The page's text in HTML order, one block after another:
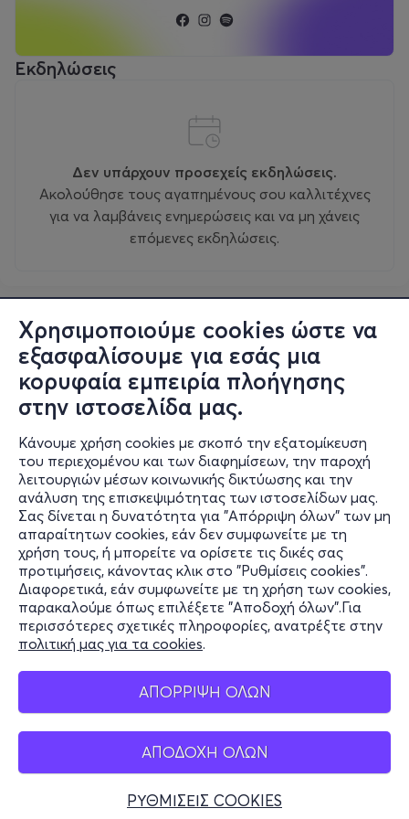
Χρησιμοποιούμε cookies ώστε να
εξασφαλίσουμε για εσάς μια
κορυφαία εμπειρία πλοήγησης
στην ιστοσελίδα μας.
Κάνουμε χρήση cookies με σκοπό την εξατομίκευση
του περιεχομένου και των διαφημίσεων, την παροχή
λειτουργιών μέσων κοινωνικής δικτύωσης και την
ανάλυση της επισκεψιμότητας των ιστοσελίδων μας.
Σας δίνεται η δυνατότητα για "Απόρριψη όλων" των μη
απαραίτητων cookies, εάν δεν συμφωνείτε με τη
χρήση τους, ή μπορείτε να ορίσετε τις δικές σας
προτιμήσεις, κάνοντας κλικ στο "Ρυθμίσεις cookies".
Διαφορετικά, εάν συμφωνείτε με τη χρήση των cookies,
παρακαλούμε όπως επιλέξετε "Αποδοχή όλων".Για
περισσότερες σχετικές πληροφορίες, ανατρέξτε στην
πολιτική μας για τα cookies.
ΑΠΟΡΡΙΨΗ ΟΛΩΝ
ΑΠΟΔΟΧΗ ΟΛΩΝ
ΡΥΘΜΙΣΕΙΣ COOKIES
Εκδηλώσεις
Δεν υπάρχουν προσεχείς εκδηλώσεις.
Ακολούθησε τους αγαπημένους σου καλλιτέχνες
για να λαμβάνεις ενημερώσεις και να μη χάνεις
επόμενες εκδηλώσεις.
Πληροφορίες
Υποστήριξη
Stay Connected
Mobile app